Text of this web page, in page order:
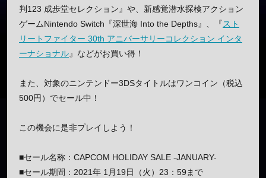
判123 成歩堂セレクション』や、新感覚潜水探検アクション
ゲームNintendo Switch『深世海 Into the Depths』、『スト
リートファイター 30th アニバーサリーコレクション インタ
ーナショナル』などがお買い得！
また、対象のニンテンドー3DSタイトルはワンコイン（税込
500円）でセール中！
この機会に是非プレイしよう！
■セール名称：CAPCOM HOLIDAY SALE -JANUARY-
■セール期間：2021年 1月19日（火）23：59まで